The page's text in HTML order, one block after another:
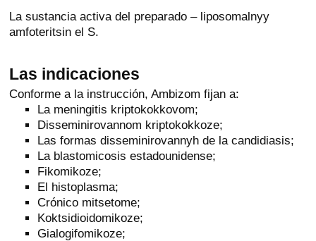
La sustancia activa del preparado – liposomalnyy
amfoteritsin el S.
Las indicaciones
Conforme a la instrucción, Ambizom fijan a:
La meningitis kriptokokkovom;
Disseminirovannom kriptokokkoze;
Las formas disseminirovannyh de la candidiasis;
La blastomicosis estadounidense;
Fikomikoze;
El histoplasma;
Crónico mitsetome;
Koktsidioidomikoze;
Gialogifomikoze;